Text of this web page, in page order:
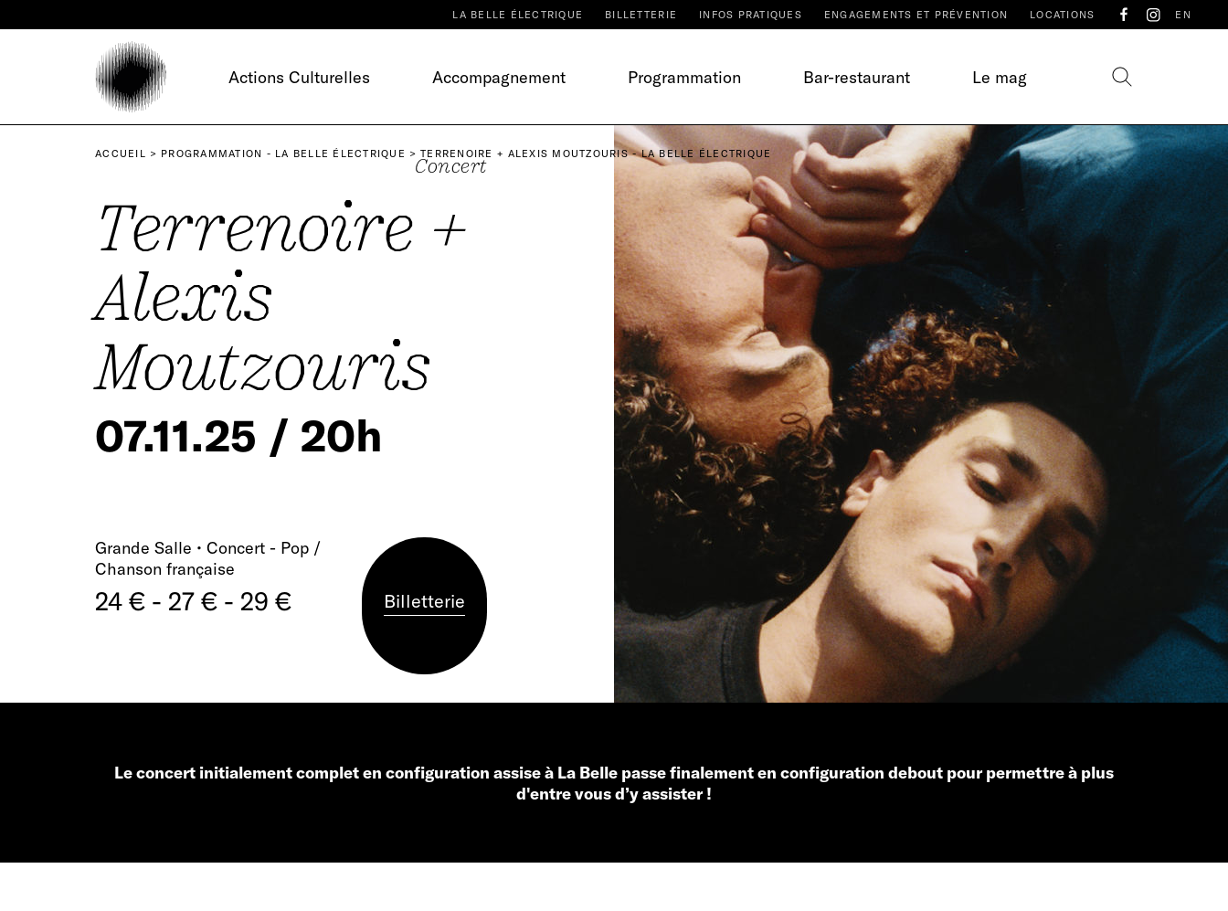
LA BELLE ÉLECTRIQUE BILLETTERIE INFOS PRATIQUES ENGAGEMENTS ET PRÉVENTION LOCATIONS EN
Actions Culturelles Accompagnement Programmation Bar-restaurant Le mag
ACCUEIL PROGRAMMATION - LA BELLE ÉLECTRIQUE TERRENOIRE + ALEXIS MOUTZOURIS - LA BELLE ÉLECTRIQUE
Concert
Terrenoire +
Alexis
Moutzouris
07.11.25 / 20h
Grande Salle • Concert - Pop /
Chanson française
24 € - 27 € - 29 € Billetterie
Le concert initialementcomplet en configuration assiseà La Belle passe finalement en configuration debout pour permettre à plus
d'entre vous d’y assister !